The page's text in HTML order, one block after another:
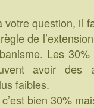
question, il
de
Les
avoir des
faibles.
bien 30%